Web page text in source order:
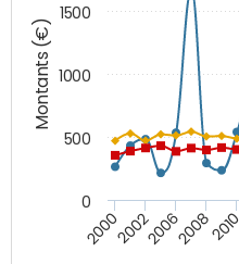
Montants (€)
20002002200620082010
0
500
1000
1500